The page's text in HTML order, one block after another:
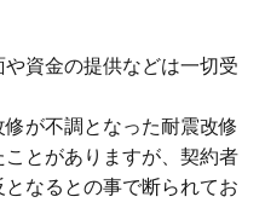
資金の提供などは一切受
が不調となった耐震改修
とがありますが、契約者
なるとの事で断られてお